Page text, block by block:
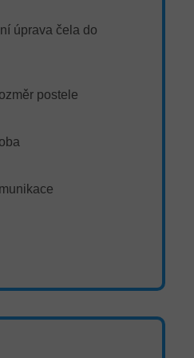
úprava čela do
postele